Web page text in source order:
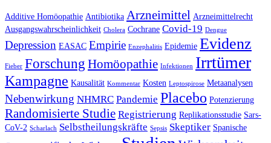
Additive Homöopathie Antibiotika Arzneimittel Arzneimittelrecht
Ausgangswahrscheinlichkeit Cholera Cochrane Covid-19 Dengue
Depression EASAC Empirie Enzephalitis Epidemie Evidenz
Fieber Forschung Homöopathie Infektionen Irrtümer
Kampagne Kausalität Kommentar Kosten Leptospirose Metaanalysen
Nebenwirkung NHMRC Pandemie Placebo Potenzierung
Randomisierte Studie Registrierung Replikationsstudie Sars-
CoV-2 Scharlach Selbstheilungskräfte Sepsis Skeptiker Spanische